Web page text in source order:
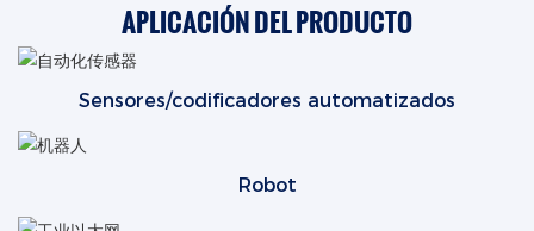
APLICACIÓN DEL PRODUCTO
Sensores/codificadores automatizados
Robot